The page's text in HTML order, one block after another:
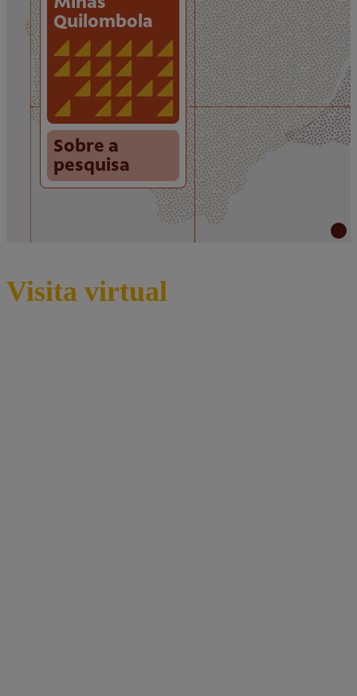
Visita virtual